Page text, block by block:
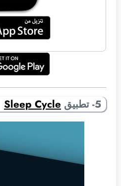
5- تطبيق Sleep Cycle